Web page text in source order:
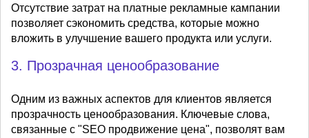
Отсутствие затрат на платные рекламные кампании
позволяет сэкономить средства, которые можно
вложить в улучшение вашего продукта или услуги.
3. Прозрачная ценообразование
Одним из важных аспектов для клиентов является
прозрачность ценообразования. Ключевые слова,
связанные с "SEO продвижение цена", позволят вам